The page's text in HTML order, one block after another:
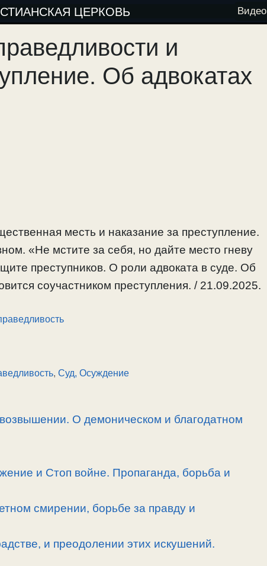
ЦЕРКОВЬ Видео
и
Об адвокатах
месть и наказание за преступление.
«Не мстите за себя, но дайте место гневу
преступников. О роли адвоката в суде. Об
соучастником преступления. / 21.09.2025.
, Суд, Осуждение
О демоническом и благодатном
и Стоп войне. Пропаганда, борьба и
смирении, борьбе за правду и
и преодолении этих искушений.